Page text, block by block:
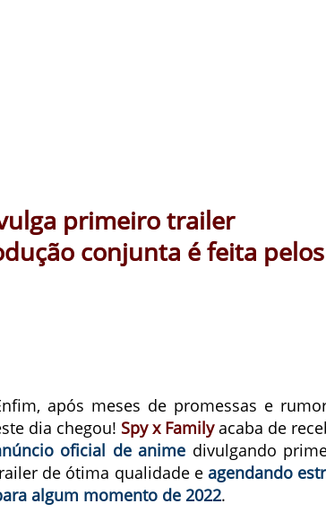
primeiro trailer
conjunta é feita pelos
após meses de promessas e
dia chegou! Spy x Familyacaba de
oficial de anime divulgando
de ótima qualidade e agendando
algum momento de 2022.